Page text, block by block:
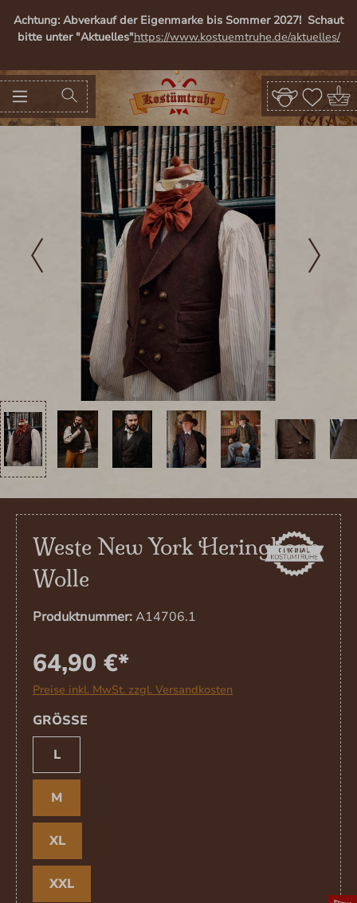
springen
Achtung: Abverkauf der Eigenmarke bis Sommer 2027! Schaut
bitte unter "Aktuelles"https://www.kostuemtruhe.de/aktuelles/
Bildergalerie überspringen
Weste New York Heringbone
Wolle
Produktnummer:A14706.1
64,90 €*
Preise inkl. MwSt. zzgl. Versandkosten
GRÖSSE
L
M
XL
XXL